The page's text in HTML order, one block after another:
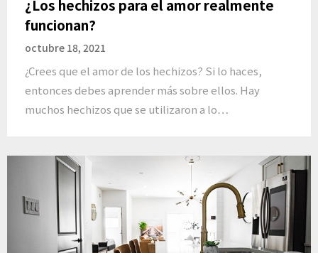
¿Los hechizos para el amor realmente
funcionan?
octubre 18, 2021
¿Crees que el amor de los hechizos? Si lo haces,
entonces debes aprender más sobre ellos. Hay
muchos hechizos que se utilizaron a lo…